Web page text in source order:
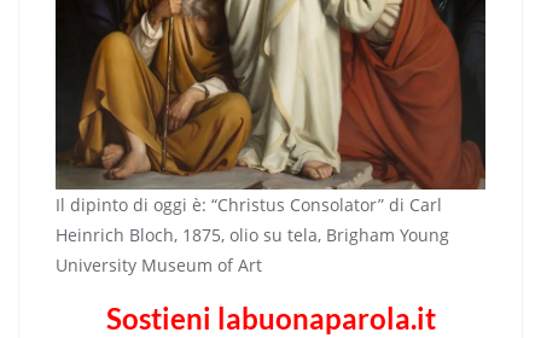
Il dipinto di oggi è: “Christus Consolator” di Carl
Heinrich Bloch, 1875, olio su tela, Brigham Young
University Museum of Art
Sostieni labuonaparola.it